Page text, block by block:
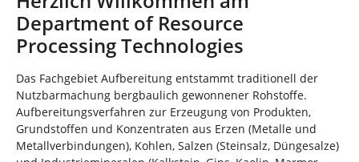
i
n
d
h
i
e
r
:
Department of Resource
Processing Technologies
Das Fachgebiet Aufbereitung entstammt traditionell der
Nutzbarmachung bergbaulich gewonnener Rohstoffe.
Aufbereitungsverfahren zur Erzeugung von Produkten,
Grundstoffen und Konzentraten aus Erzen (Metalle und
Metallverbindungen), Kohlen, Salzen (Steinsalz, Düngesalze)